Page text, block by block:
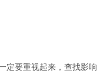
要重视起来，查找影响